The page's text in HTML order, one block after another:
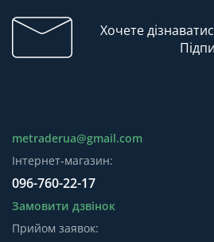
Хочете
metraderua@gmail.com
Інтернет-магазин:
096-760-22-17
Замовити дзвінок
Прийом заявок: